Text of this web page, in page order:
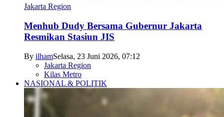
Jakarta Region
Menhub Dudy Bersama Gubernur Jakarta
Resmikan Stasiun JIS
By ilhamSelasa, 23 Juni 2026, 07:12
Jakarta Region
Kilas Metro
NASIONAL & POLITIK